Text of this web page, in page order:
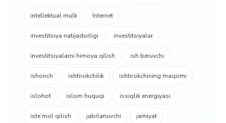
intellektual mulk Internet
investitsiya natijadorligi investitsiyalar
investitsiyalarni himoya qilish ish beruvchi
ishonch ishtirokchilik ishtirokchining maqomi
islohot islom huquqi issiqlik energiyasi
isteʼmol qilish jabrlanuvchi jamiyat